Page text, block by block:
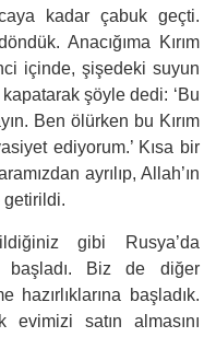
kadar çabuk geçti.
Anacığıma Kırım
içinde, şişedeki suyun
şöyle dedi: ‘Bu
Ben ölürken bu Kırım
ediyorum.’ Kısa bir
ay­rılıp, Allah’ın
getirildi.
gibi Rusya’da
başladı. Biz de diğer
hazırlıklarına başladık.
evimizi satın almasını